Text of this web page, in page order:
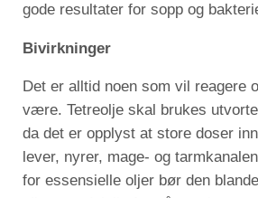
gode resultater for sopp og
Bivirkninger
Det er alltid noen som vil reagere
være. Tetreolje skal brukes
da det er opplyst at store doser
lever, nyrer, mage- og
for essensielle oljer bør den